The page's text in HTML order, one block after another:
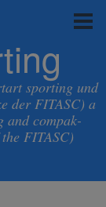
sporting und
der FITASC) a
and compak-
FITASC)